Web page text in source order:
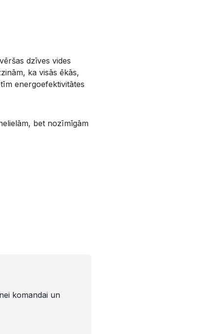
dzīves vides
ka visās ēkās,
energoefektivitātes
bet nozīmīgām
komandai un